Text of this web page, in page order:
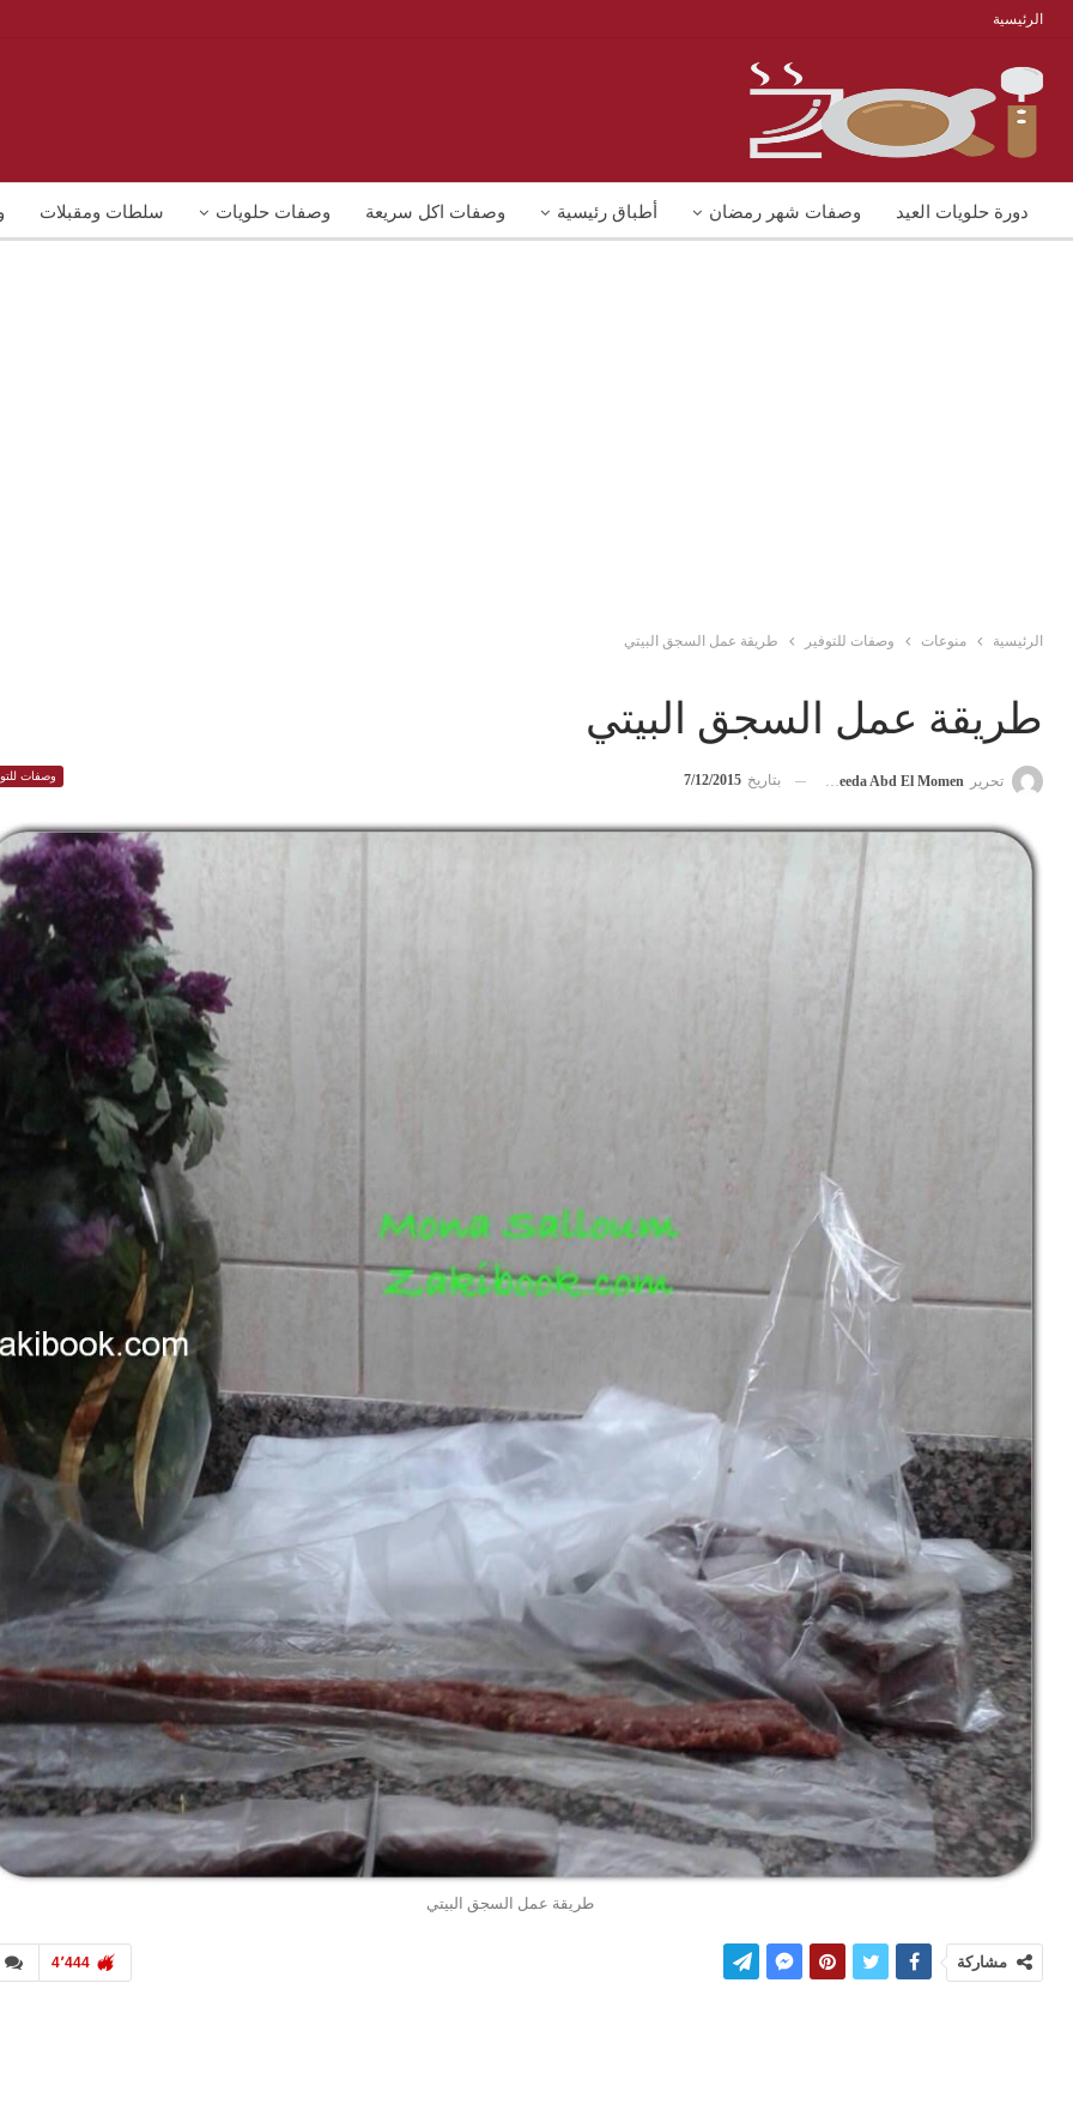
الرئيسية
دورة حلويات العيد وصفات شهر رمضان أطباق رئيسية وصفات اكل سريعة وصفات حلويات سلطات ومقبلات
الرئيسية منوعات وصفات للتوفير طريقة عمل السجق البيتي
طريقة عمل السجق البيتي
وصفات تحرير Mofeeda Abd El Momen بتاريخ 7/12/2015
طريقة عمل السجق البيتي
4٬444 مشاركة